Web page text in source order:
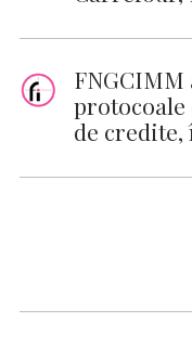
FNGCIMM
de credite,